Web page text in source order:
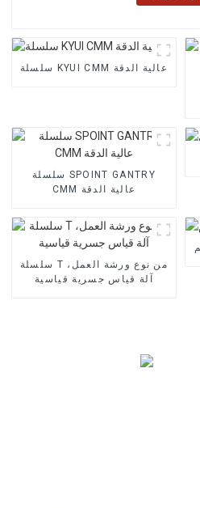
سلسلة KYUI CMM عالية الدقة
سلسلة SPOINT GANTRY
CMM عالية الدقة
سلسلة T من نوع ورشة العمل،
آلة قياس جسرية قياسية